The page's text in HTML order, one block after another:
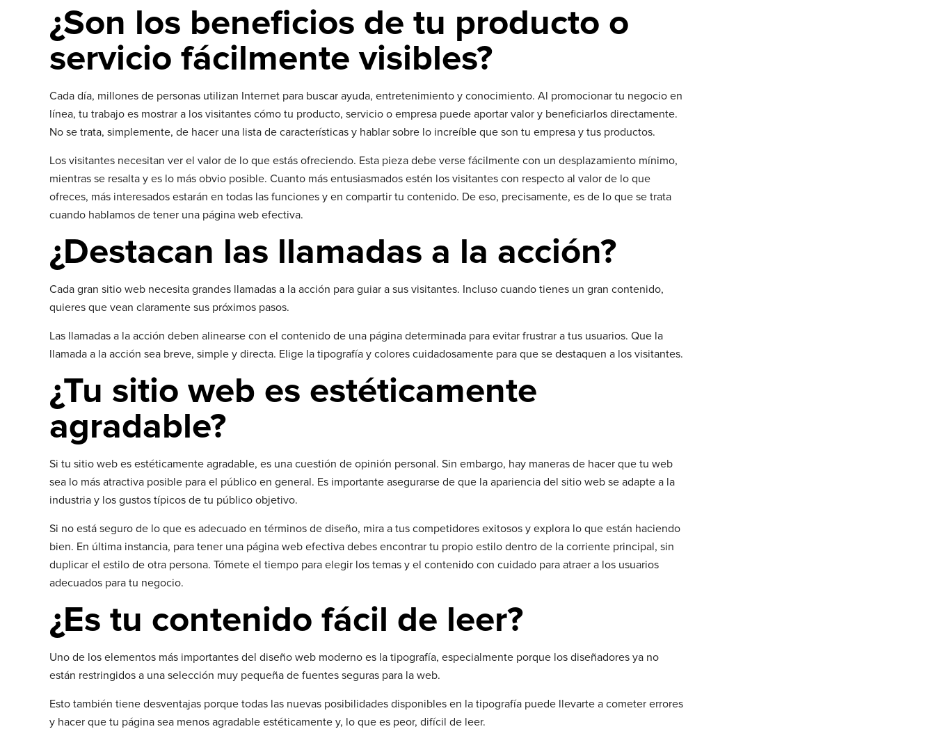
¿Son los beneficios de tu producto o
servicio fácilmente visibles?
Cada día, millones de personas utilizan Internet para buscar ayuda, entretenimiento y conocimiento. Al promocionar tu negocio en
línea, tu trabajo es mostrar a los visitantes cómo tu producto, servicio o empresa puede aportar valor y beneficiarlos directamente.
No se trata, simplemente, de hacer una lista de características y hablar sobre lo increíble que son tu empresa y tus productos.
Los visitantes necesitan ver el valor de lo que estás ofreciendo. Esta pieza debe verse fácilmente con un desplazamiento mínimo,
mientras se resalta y es lo más obvio posible. Cuanto más entusiasmados estén los visitantes con respecto al valor de lo que
ofreces, más interesados ​​estarán en todas las funciones y en compartir tu contenido. De eso, precisamente, es de lo que se trata
cuando hablamos de tener una página web efectiva.
¿Destacan las llamadas a la acción?
Cada gran sitio web necesita grandes llamadas a la acción para guiar a sus visitantes. Incluso cuando tienes un gran contenido,
quieres que vean claramente sus próximos pasos.
Las llamadas a la acción deben alinearse con el contenido de una página determinada para evitar frustrar a tus usuarios. Que la
llamada a la acción sea breve, simple y directa. Elige la tipografía y colores cuidadosamente para que se destaquen a los visitantes.
¿Tu sitio web es estéticamente
agradable?
Si tu sitio web es estéticamente agradable, es una cuestión de opinión personal. Sin embargo, hay maneras de hacer que tu web
sea lo más atractiva posible para el público en general. Es importante asegurarse de que la apariencia del sitio web se adapte a la
industria y los gustos típicos de tu público objetivo.
Si no está seguro de lo que es adecuado en términos de diseño, mira a tus competidores exitosos y explora lo que están haciendo
bien. En última instancia, para tener una página web efectiva debes encontrar tu propio estilo dentro de la corriente principal, sin
duplicar el estilo de otra persona. Tómete el tiempo para elegir los temas y el contenido con cuidado para atraer a los usuarios
adecuados para tu negocio.
¿Es tu contenido fácil de leer?
Uno de los elementos más importantes del diseño web moderno es la tipografía, especialmente porque los diseñadores ya no
están restringidos a una selección muy pequeña de fuentes seguras para la web.
Esto también tiene desventajas porque todas las nuevas posibilidades disponibles en la tipografía puede llevarte a cometer errores
y hacer que tu página sea menos agradable estéticamente y, lo que es peor, difícil de leer.